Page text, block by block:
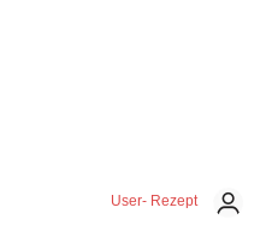
User- Rezept